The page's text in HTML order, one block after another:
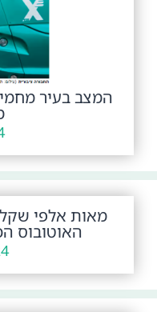
המצב בעיר
מאות אלפי
האוטובוס